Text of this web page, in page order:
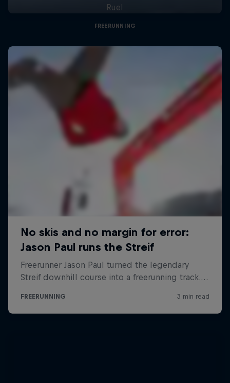
Ruel
FREERUNNING